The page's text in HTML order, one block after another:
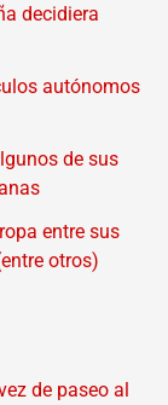
decidiera
autónomos
de sus
entre sus
otros)
de paseo al